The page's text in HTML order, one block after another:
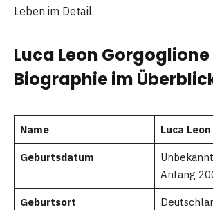
Leben im Detail.
Luca Leon Gorgoglione
Biographie im
Name Luca
Geburtsdatum
Anfang
Geburtsort